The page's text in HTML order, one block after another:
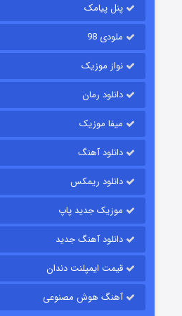
قسمت
شوگر فصل ۲
پنل پیامک
ملودی 98
نواز موزیک
دانلود رمان
میفا موزیک
دانلود آهنگ
دانلود ریمکس
موزیک جدید پاپ
دانلود آهنگ جدید
قیمت ایمپلنت دندان
آهنگ هوش مصنوعی